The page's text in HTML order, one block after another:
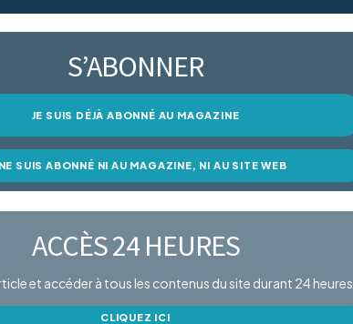
S’ABONNER
JE SUIS DÉJÀ ABONNÉ AU MAGAZINE
SUIS ABONNÉ NI AU MAGAZINE, NI AU SITE WEB
ACCÈS 24 HEURES
et accéder à tous les contenus du site durant 24 heures
CLIQUEZ ICI